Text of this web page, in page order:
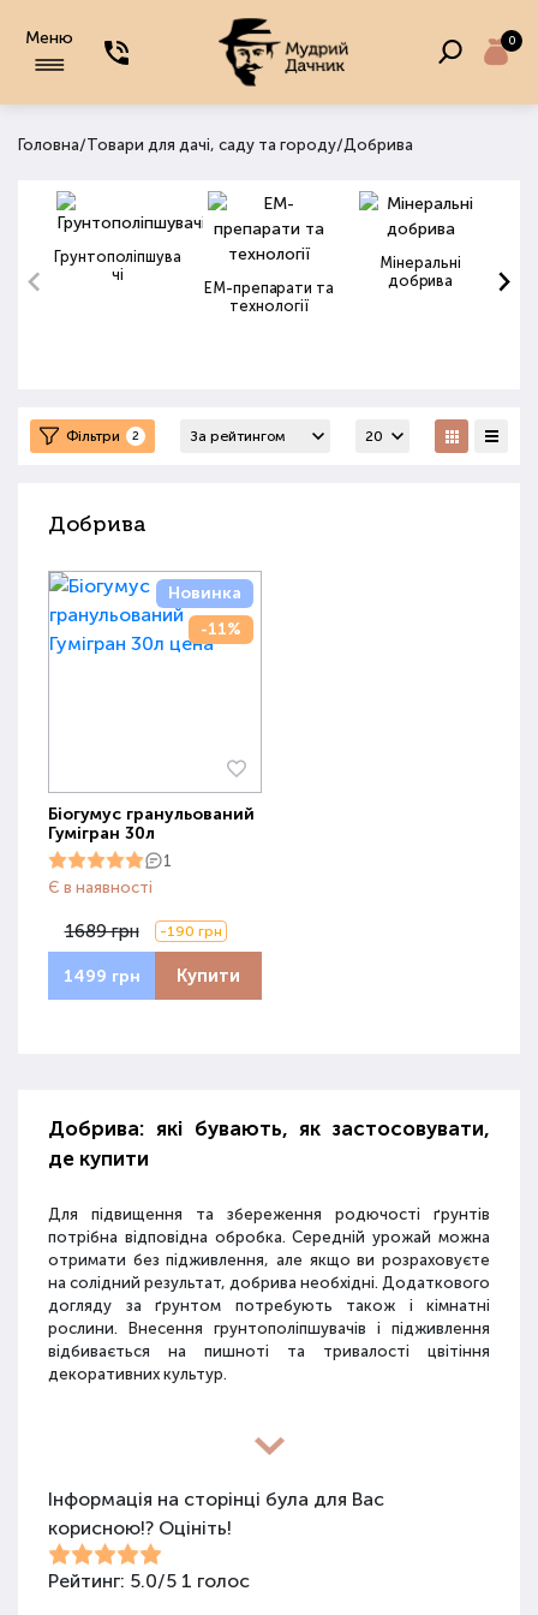
Меню 0
Головна/Товари для дачі, саду та городу/Добрива
Грунтополіпшува
чі
ЕМ-препарати та
технології
Мінеральні
добрива
Фільтри 2
Добрива
Новинка
-11%
Біогумус гранульований
Гумігран 30л
1
Є в наявності
1689 грн -190 грн
1499 грн Купити
Добрива: які бувають, як застосовувати,
де купити
Для підвищення та збереження родючості ґрунтів
потрібна відповідна обробка. Середній урожай можна
отримати без підживлення, але якщо ви розраховуєте
на солідний результат, добрива необхідні. Додаткового
догляду за ґрунтом потребують також і кімнатні
рослини. Внесення грунтополіпшувачів і підживлення
відбивається на пишноті та тривалості цвітіння
декоративних культур.
Різновиди засобів для покращення
Для покращення поживних якостей ґрунту
використовуються різні види засобів: мінеральні
добрива, органічні суміші, засоби змішаного типу,
Інформація на сторінці була для Вас
корисною!? Оцініть!
Рейтинг: 5.0/5 1 голос